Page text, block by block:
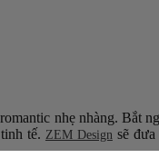
nhẹ nhàng. Bắt
tế. ZEM Design sẽ